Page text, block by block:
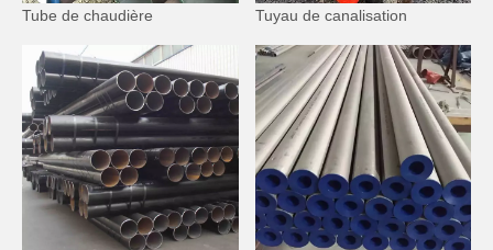
Tube de chaudière Tuyau de canalisation